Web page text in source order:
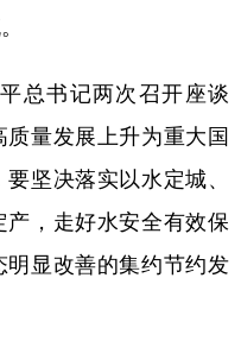
总书记两次召开座谈
量发展上升为重大国
坚决落实以水定城、
产，走好水安全有效保
明显改善的集约节约发